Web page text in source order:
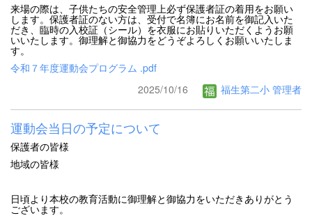
来場の際は、子供たちの安全管理上必ず保護者証の着用をお願い
します。保護者証のない方は、受付で名簿にお名前を御記入いた
だき、臨時の入校証（シール）を衣服にお貼りいただくようお願
いいたします。御理解と御協力をどうぞよろしくお願いいたしま
す。
令和７年度運動会プログラム .pdf
2025/10/16
福生第二小 管理者
運動会当日の予定について
保護者の皆様
地域の皆様
日頃より本校の教育活動に御理解と御協力をいただきありがとう
ございます。